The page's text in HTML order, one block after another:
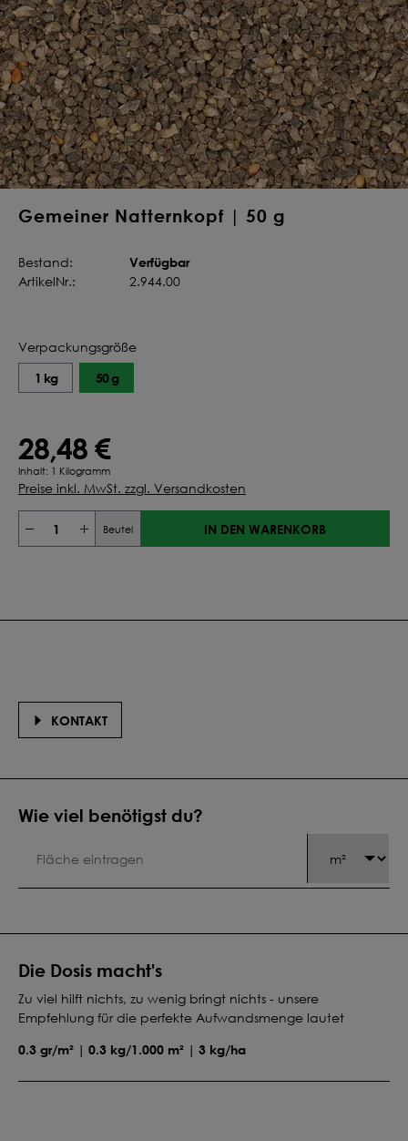
Gemeiner Natternkopf | 50 g
Wie viel benötigst du?
Verpackungsgröße
1 kg 50 g
28,48 €
Inhalt: 1 Kilogramm
Preise inkl. MwSt. zzgl. Versandkosten
Bestand: Verfügbar
ArtikelNr.: 2.944.00
Beutel IN DEN WARENKORB
KONTAKT
Die Dosis macht's
Zu viel hilft nichts, zu wenig bringt nichts - unsere
Empfehlung für die perfekte Aufwandsmenge lautet
0.3 gr/m² | 0.3 kg/1.000 m² | 3 kg/ha
Deine Saat-
Mischung
konfigurieren
QUALITÄT VOM PROFI
INDIVIDUELL FÜR DICH
JETZT KONFIGURIEREN